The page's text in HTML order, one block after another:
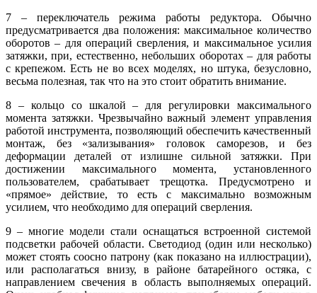
7 – переключатель режима работы редуктора. Обычно
предусматривается два положения: максимальное количество
оборотов – для операций сверления, и максимальное усилия
затяжки, при, естественно, небольших оборотах – для работы
с крепежом. Есть не во всех моделях, но штука, безусловно,
весьма полезная, так что на это стоит обратить внимание.
8 – кольцо со шкалой – для регулировки максимального
момента затяжки. Чрезвычайно важный элемент управления
работой инструмента, позволяющий обеспечить качественный
монтаж, без «зализывания» головок саморезов, и без
деформации деталей от излишне сильной затяжки. При
достижении максимального момента, установленного
пользователем, срабатывает трещотка. Предусмотрено и
«прямое» действие, то есть с максимально возможным
усилием, что необходимо для операций сверления.
9 – многие модели стали оснащаться встроенной системой
подсветки рабочей области. Светодиод (один или несколько)
может стоять соосно патрону (как показано на иллюстрации),
или располагаться внизу, в районе батарейного остяка, с
направлением свечения в область выполняемых операций.